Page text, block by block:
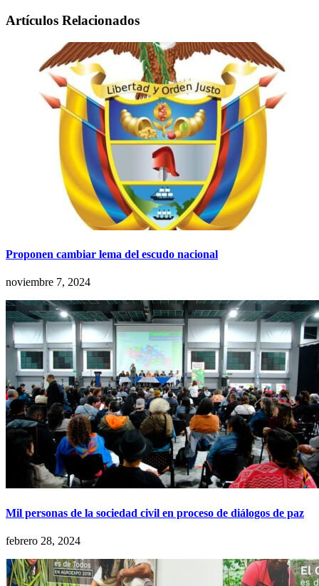
Artículos Relacionados
Proponen cambiar lema del escudo nacional
noviembre 7, 2024
Mil personas de la sociedad civil en proceso de diálogos de paz
febrero 28, 2024